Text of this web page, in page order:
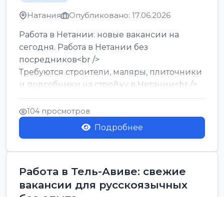
Натания Опубликовано: 17.06.2026
Работа в Нетании: новые вакансии на
сегодня. Работа в Нетании без
посредников<br />
Требуются строители, маляры, плиточники
и подсобники на стройку в Нетании<br />
Срочно требуются горничные, уборщи...
104 просмотров
Подробнее
Работа в Тель-Авиве: свежие
вакансии для русскоязычных